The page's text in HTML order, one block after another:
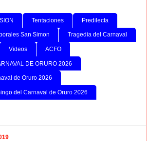
Tentaciones Predilecta
San Simon Tragedia del Carnaval
Videos ACFO
DE ORURO 2026
de Oruro 2026
del Carnaval de Oruro 2026